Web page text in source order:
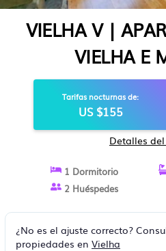
VIELHA V |
VIELHA E
Tarifas nocturnas de:
US $155
Detalles
1 Dormitorio
2 Huéspedes
¿No es el ajuste correcto?
propiedades en Vielha